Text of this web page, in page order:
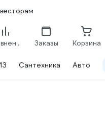
Сравнение Заказы Корзина
Сантехника Авто